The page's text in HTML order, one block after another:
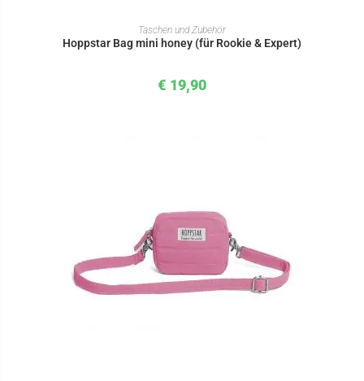
IN DEN WARENKORB
Taschen und Zubehör
Hoppstar Bag mini honey (für Rookie & Expert)
€ 19,90